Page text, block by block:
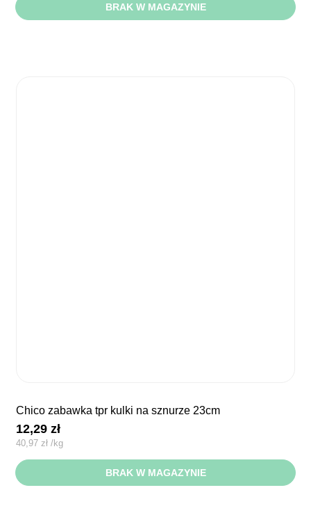
BRAK W MAGAZYNIE
chico zabawka tpr kulki na sznurze 23cm
12,29zł
40,97 zł /kg
BRAK W MAGAZYNIE